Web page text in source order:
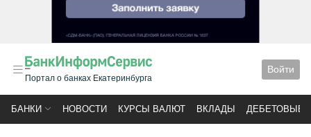
Портал о банках Екатеринбурга
Войти
БАНКИ НОВОСТИ КУРСЫ ВАЛЮТ ВКЛАДЫ ДЕБЕТОВЫЕ